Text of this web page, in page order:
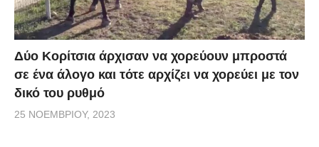
Δύο Κορίτσια άρχισαν να χορεύουν μπροστά
σε ένα άλογο και τότε αρχίζει να χορεύει με τον
δικό του ρυθμό
25 ΝΟΕΜΒΡΊΟΥ, 2023